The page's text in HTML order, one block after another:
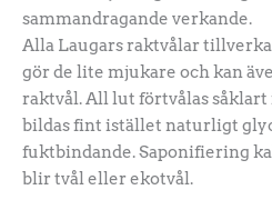
sammandragande verkande.
Alla Laugars raktvålar
gör de lite mjukare och kan
raktvål. All lut förtvålas såklart
bildas fint istället naturligt
fuktbindande. Saponifiering
blir tvål eller ekotvål.